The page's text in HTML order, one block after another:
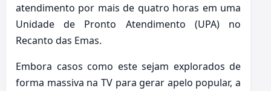
atendimento por mais de quatro horas em uma
Unidade de Pronto Atendimento (UPA) no
Recanto das Emas.
Embora casos como este sejam explorados de
forma massiva na TV para gerar apelo popular, a